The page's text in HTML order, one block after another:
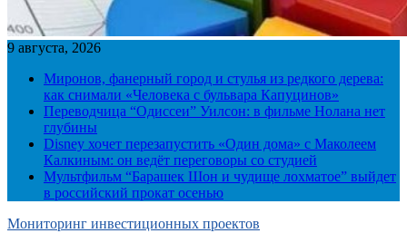
9 августа, 2026
Миронов, фанерный город и стулья из редкого дерева:
как снимали «Человека с бульвара Капуцинов»
Переводчица “Одиссеи” Уилсон: в фильме Нолана нет
глубины
Disney хочет перезапустить «Один дома» с Маколеем
Калкиным: он ведёт переговоры со студией
Мультфильм “Барашек Шон и чудище лохматое” выйдет
в российский прокат осенью
Мониторинг инвестиционных проектов